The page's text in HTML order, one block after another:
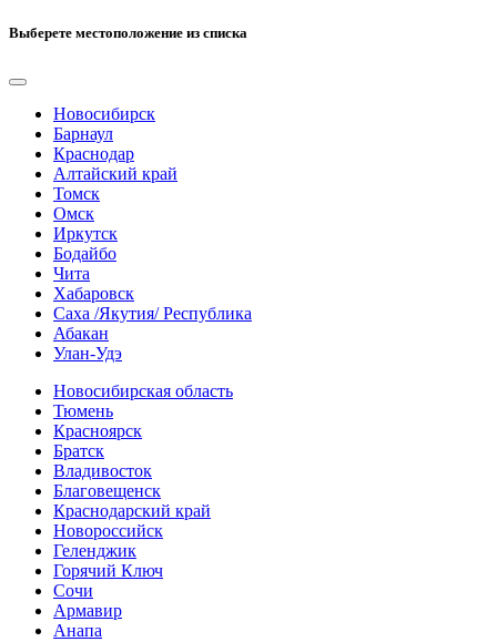
Выберете местоположение из списка
Новосибирск
Барнаул
Краснодар
Алтайский край
Томск
Омск
Иркутск
Бодайбо
Чита
Хабаровск
Саха /Якутия/ Республика
Абакан
Улан-Удэ
Новосибирская область
Тюмень
Красноярск
Братск
Владивосток
Благовещенск
Краснодарский край
Новороссийск
Геленджик
Горячий Ключ
Сочи
Армавир
Анапа